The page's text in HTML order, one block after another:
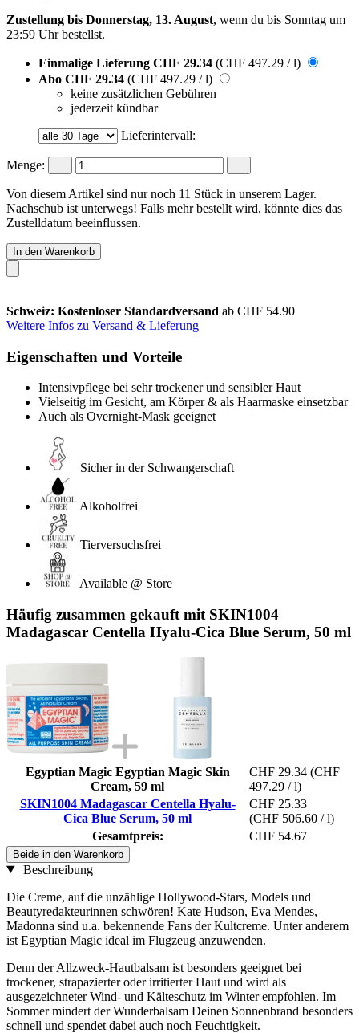
Zustellung bis Donnerstag, 13. August, wenn du bis Sonntag um
23:59 Uhrbestellst.
Einmalige Lieferung CHF 29.34 (CHF 497.29 / l)
Abo CHF 29.34 (CHF 497.29 / l)
keine zusätzlichen Gebühren
jederzeit kündbar
Lieferintervall:
Menge:
Von diesem Artikel sind nur noch 11 Stück in unserem Lager.
Nachschub ist unterwegs! Falls mehr bestellt wird, könnte dies das
Zustelldatum beeinflussen.
In den Warenkorb
Schweiz: Kostenloser Standardversand ab CHF 54.90
Weitere Infos zu Versand & Lieferung
Eigenschaften und Vorteile
Intensivpflege bei sehr trockener und sensibler Haut
Vielseitig im Gesicht, am Körper & als Haarmaske einsetzbar
Auch als Overnight-Mask geeignet
Sicher in der Schwangerschaft
Alkoholfrei
Tierversuchsfrei
Available @ Store
Häufig zusammen gekauft mit SKIN1004
Madagascar Centella Hyalu-Cica Blue Serum, 50 ml
Egyptian Magic Egyptian Magic Skin
Cream, 59 ml
CHF 29.34 (CHF
497.29 / l)
SKIN1004 Madagascar Centella Hyalu-
Cica Blue Serum, 50 ml
CHF 25.33
(CHF 506.60 / l)
Gesamtpreis:
CHF 54.67
Beide in den Warenkorb
Beschreibung
Die Creme, auf die unzählige Hollywood-Stars, Models und
Beautyredakteurinnen schwören! Kate Hudson, Eva Mendes,
Madonna sind u.a. bekennende Fans der Kultcreme. Unter anderem
ist Egyptian Magic ideal im Flugzeug anzuwenden.
Denn der Allzweck-Hautbalsam ist besonders geeignet bei
trockener, strapazierter oder irritierter Haut und wird als
ausgezeichneter Wind- und Kälteschutz im Winter empfohlen. Im
Sommer mindert der Wunderbalsam Deinen Sonnenbrand besonders
schnell und spendet dabei auch noch Feuchtigkeit.